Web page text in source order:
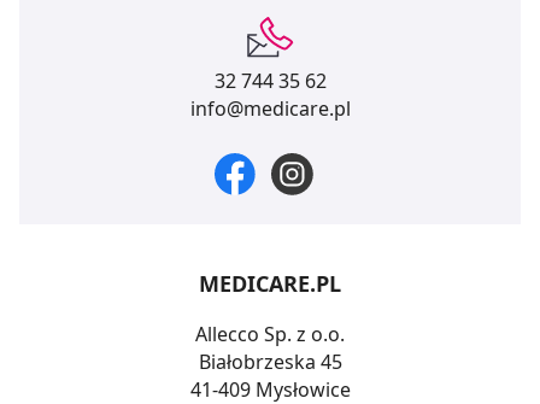
32 744 35 62
info@medicare.pl
MEDICARE.PL
Allecco Sp. z o.o.
Białobrzeska 45
41-409 Mysłowice